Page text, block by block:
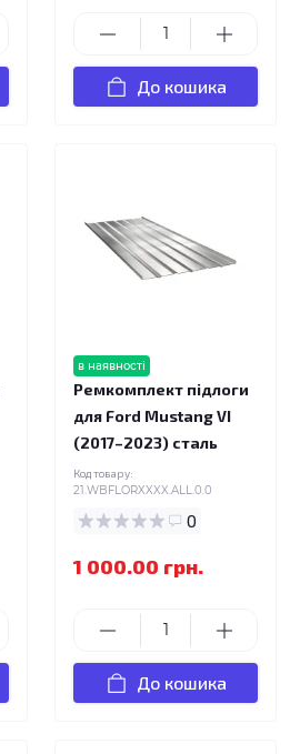
До кошика
в наявності
Ремкомплект підлоги
для Ford Mustang VI
(2017–2023) сталь
Код товару:
21.WBFLORXXXX.ALL.0.0
0
1 000.00 грн.
До кошика